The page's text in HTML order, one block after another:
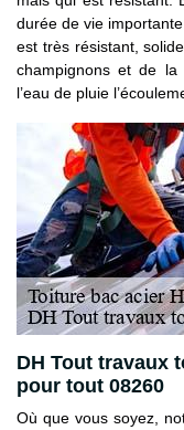
durée de vie
est très résistant,
champignons et de la
l’eau de pluie
DH Tout travaux
pour tout 08260
Où que vous soyez,